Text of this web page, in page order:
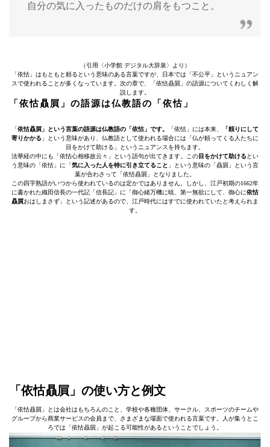
自分の気に入ったものだけの肩をもつこと。
（引用〈小学館 デジタル大辞泉〉より）
「依怙」はもともと頼るという意味のある言葉ですが、日本では「不公平」というニュアン
スで使われることが多くなっています。次の章で、「依怙贔屓」の語源についてくわしく解
説します。
「依怙贔屓」の語源は仏教語の「依怙」
「依怙贔屓」という言葉の語源は仏教語の「依怙」です。 「依怙」には本来、
「頼りにして
寄りかかる 」という意味があり、仏教語として使われる場合には「仏が頼ってくる人たちに
目をかけて助ける」というニュアンスを持ちます。
法華経の中にも「依怙心相移故云々」という語句が出てきます。この目をかけて助ける とい
う意味の「依怙」に「気に入った人を特に引き立てること 」という意味の「贔屓」という言
葉が合わさって「依怙贔屓」となりました。
この四字熟語がいつから使われているのは定かではありません。しかし、江戸初期の1662年
に書かれた織田信長の一代記「信長記」に「御心緒万機に暁、第一無欲にして、御心に依怙
贔屓おはしまさず」という記述があるので、江戸時代にはすでに使われていたと考えられま
す。
「依怙贔屓」の使い方と例文
「依怙贔屓」とは会社はもちろんのこと、学校や各種団体、サークル、スポーツのチームや
グループから商業サービスの会員まで、さまざまな場面で使われる言葉です。人が集うとこ
ろでは「依怙贔屓」が起こる可能性があるということでしょう。